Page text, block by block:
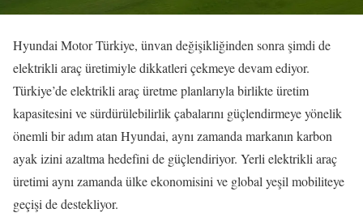
Hyundai Motor Türkiye, ünvan değişikliğinden sonra şimdi de
elektrikli araç üretimiyle dikkatleri çekmeye devam ediyor.
Türkiye’de elektrikli araç üretme planlarıyla birlikte üretim
kapasitesini ve sürdürülebilirlik çabalarını güçlendirmeye yönelik
önemli bir adım atan Hyundai, aynı zamanda markanın karbon
ayak izini azaltma hedefini de güçlendiriyor. Yerli elektrikli araç
üretimi aynı zamanda ülke ekonomisini ve global yeşil mobiliteye
geçişi de destekliyor.